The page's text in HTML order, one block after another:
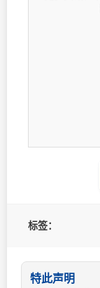
标签：
特此声明